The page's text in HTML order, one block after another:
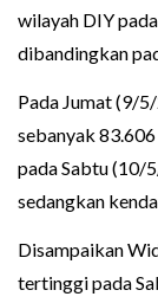
wilayah DIY
dibandingkan
Pada Jumat (9/
sebanyak
pada Sabtu (10/
sedangkan
Disampaikan
tertinggi pada